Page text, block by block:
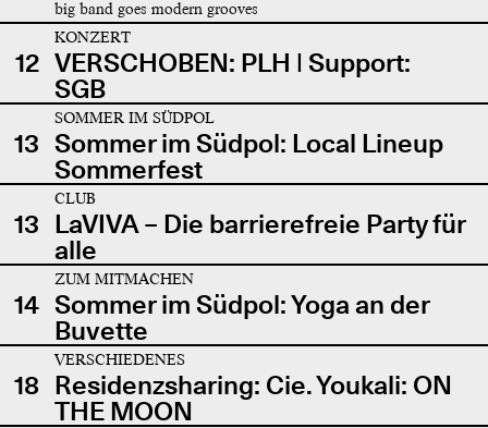
big band goes modern grooves
12
KONZERT
VERSCHOBEN: PLH | Support:
SGB
13
SOMMER IM SÜDPOL
Sommer im Südpol: Local Lineup
Sommerfest
13
CLUB
LaVIVA – Die barrierefreie Party für
alle
14
ZUM MITMACHEN
Sommer im Südpol: Yoga an der
Buvette
18
VERSCHIEDENES
Residenzsharing: Cie. Youkali: ON
THE MOON